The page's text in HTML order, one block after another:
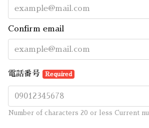
Confirm email
電話番号 Required
Number of characters 20 or less Current